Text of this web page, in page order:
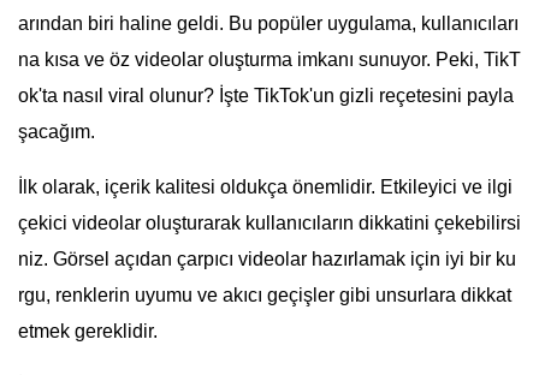
arından biri haline geldi. Bu popüler uygulama, kullanıcıları
na kısa ve öz videolar oluşturma imkanı sunuyor. Peki, TikT
ok'ta nasıl viral olunur? İşte TikTok'un gizli reçetesini payla
şacağım.
İlk olarak, içerik kalitesi oldukça önemlidir. Etkileyici ve ilgi
çekici videolar oluşturarak kullanıcıların dikkatini çekebilirsi
niz. Görsel açıdan çarpıcı videolar hazırlamak için iyi bir ku
rgu, renklerin uyumu ve akıcı geçişler gibi unsurlara dikkat
etmek gereklidir.